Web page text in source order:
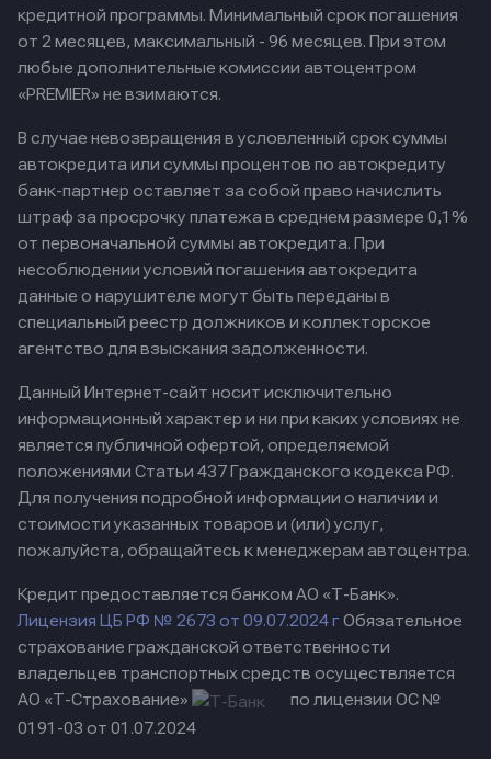
кредитной программы. Минимальный срок погашения
от 2 месяцев, максимальный - 96 месяцев. При этом
любые дополнительные комиссии автоцентром
«PREMIER» не взимаются.
В случае невозвращения в условленный срок суммы
автокредита или суммы процентов по автокредиту
банк-партнер оставляет за собой право начислить
штраф за просрочку платежа в среднем размере 0,1%
от первоначальной суммы автокредита. При
несоблюдении условий погашения автокредита
данные о нарушителе могут быть переданы в
специальный реестр должников и коллекторское
агентство для взыскания задолженности.
Данный Интернет-сайт носит исключительно
информационный характер и ни при каких условиях не
является публичной офертой, определяемой
положениями Статьи 437 Гражданского кодекса РФ.
Для получения подробной информации о наличии и
стоимости указанных товаров и (или) услуг,
пожалуйста, обращайтесь к менеджерам автоцентра.
Кредит предоставляется банком АО «Т-Банк».
Лицензия ЦБ РФ № 2673 от 09.07.2024 гОбязательное
страхование гражданской ответственности
владельцев транспортных средств осуществляется
АО «Т-Страхование»
по лицензии ОС №
0191-03 от 01.07.2024